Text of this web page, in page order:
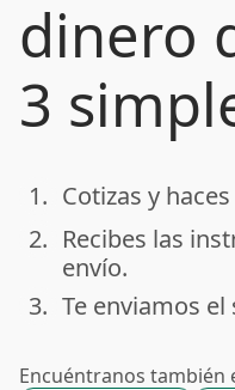
dinero
3
done
1. Cotizas y
done
2. Recibes las
envío.
done
3. Te enviamos
Encuéntranos también